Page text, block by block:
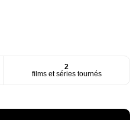
2
films et séries tournés